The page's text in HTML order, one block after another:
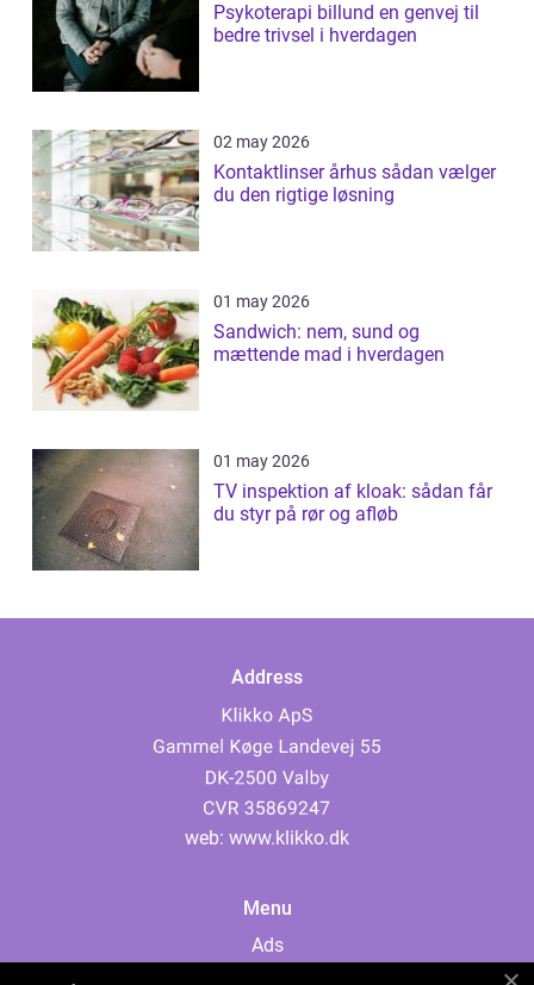
Psykoterapi billund en genvej til
bedre trivsel i hverdagen
02 may 2026
Kontaktlinser århus sådan vælger
du den rigtige løsning
01 may 2026
Sandwich: nem, sund og
mættende mad i hverdagen
01 may 2026
TV inspektion af kloak: sådan får
du styr på rør og afløb
Address
web: www.klikko.dk
Menu
Ads